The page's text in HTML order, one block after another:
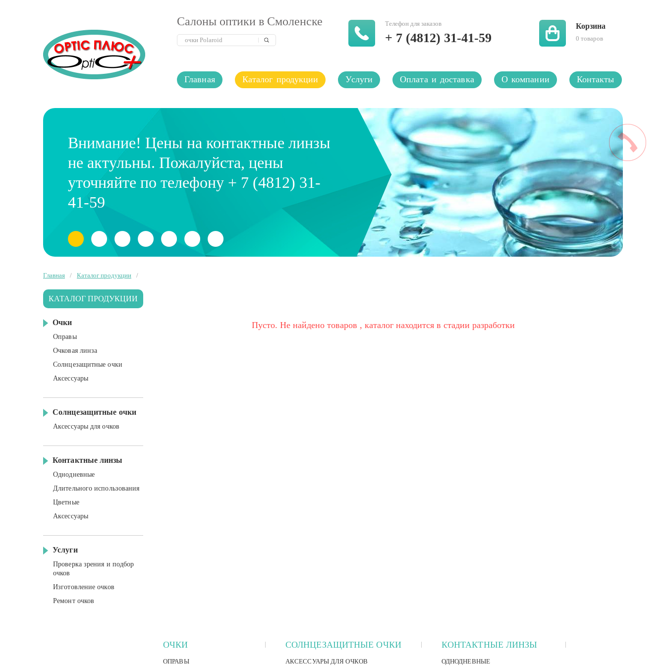
Салоны оптики в Смоленске Телефон для заказов
+ 7 (4812) 31-41-59
Корзина
0 товаров
Главная Каталог продукции Услуги Оплата и доставка О компании Контакты
Внимание! Цены на контактные линзы
не актульны. Пожалуйста, цены
уточняйте по телефону + 7 (4812) 31-
41-59
Главная / Каталог продукции /
КАТАЛОГ ПРОДУКЦИИ
Очки
Оправы
Очковая линза
Солнцезащитные очки
Аксессуары
Солнцезащитные очки
Аксессуары для очков
Контактные линзы
Однодневные
Длительного использования
Цветные
Аксессуары
Услуги
Проверка зрения и подбор
очков
Изготовление очков
Ремонт очков
Пусто. Не найдено товаров , каталог находится в стадии разработки
ОЧКИ
ОПРАВЫ
СОЛНЦЕЗАЩИТНЫЕ ОЧКИ
АКСЕССУАРЫ ДЛЯ ОЧКОВ
КОНТАКТНЫЕ ЛИНЗЫ
ОДНОДНЕВНЫЕ